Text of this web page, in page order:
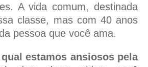
A vida comum, destinada
classe, mas com 40 anos
pessoa que você ama.
estamos ansiosos pela